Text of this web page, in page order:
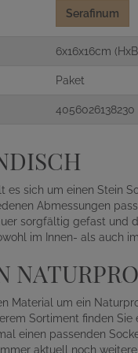
Serafinum
6x16x16cm
Paket
4056026138230
es sich um einen Stein
Abmessungen
sorgfältig gefast und
im Innen- als auch
Material um ein
Sortiment finden
einen passenden
aktuell noch